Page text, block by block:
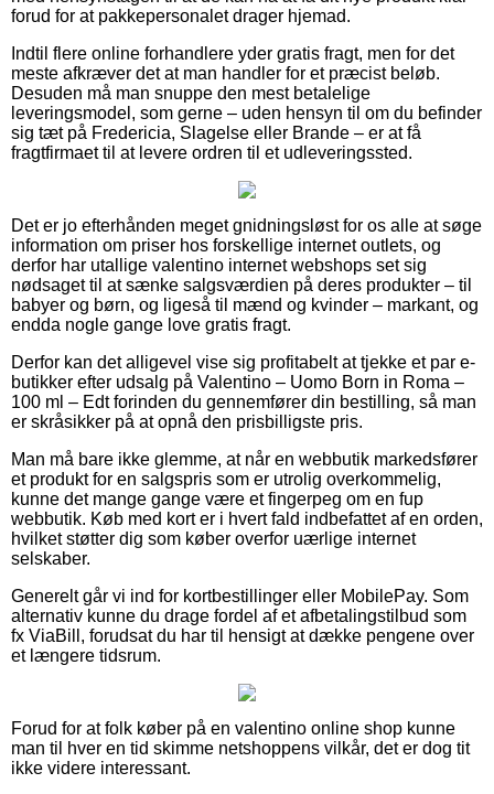
forud for at pakkepersonalet drager hjemad.
Indtil flere online forhandlere yder gratis fragt, men for det
meste afkræver det at man handler for et præcist beløb.
Desuden må man snuppe den mest betalelige
leveringsmodel, som gerne – uden hensyn til om du befinder
sig tæt på Fredericia, Slagelse eller Brande – er at få
fragtfirmaet til at levere ordren til et udleveringssted.
Det er jo efterhånden meget gnidningsløst for os alle at søge
information om priser hos forskellige internet outlets, og
derfor har utallige valentino internet webshops set sig
nødsaget til at sænke salgsværdien på deres produkter – til
babyer og børn, og ligeså til mænd og kvinder – markant, og
endda nogle gange love gratis fragt.
Derfor kan det alligevel vise sig profitabelt at tjekke et par e-
butikker efter udsalg på Valentino – Uomo Born in Roma –
100 ml – Edt forinden du gennemfører din bestilling, så man
er skråsikker på at opnå den prisbilligste pris.
Man må bare ikke glemme, at når en webbutik markedsfører
et produkt for en salgspris som er utrolig overkommelig,
kunne det mange gange være et fingerpeg om en fup
webbutik. Køb med kort er i hvert fald indbefattet af en orden,
hvilket støtter dig som køber overfor uærlige internet
selskaber.
Generelt går vi ind for kortbestillinger eller MobilePay. Som
alternativ kunne du drage fordel af et afbetalingstilbud som
fx ViaBill, forudsat du har til hensigt at dække pengene over
et længere tidsrum.
Forud for at folk køber på en valentino online shop kunne
man til hver en tid skimme netshoppens vilkår, det er dog tit
ikke videre interessant.